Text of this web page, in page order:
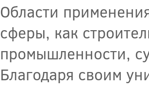
Области
сферы, как
промышленности,
Благодаря своим